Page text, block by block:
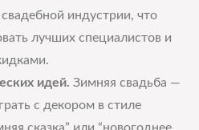
индустрии, что
лучших специалистов и
идей. Зимняя свадьба —
с декором в стиле